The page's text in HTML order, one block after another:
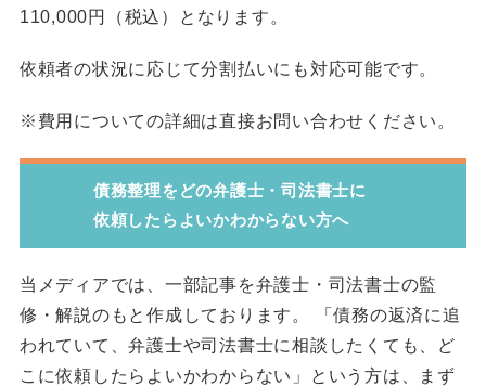
110,000円（税込）となります。
依頼者の状況に応じて分割払いにも対応可能です。
※費用についての詳細は直接お問い合わせください。
債務整理をどの弁護士・司法書士に
依頼したらよいかわからない方へ
当メディアでは、一部記事を弁護士・司法書士の監
修・解説のもと作成しております。 「債務の返済に追
われていて、弁護士や司法書士に相談したくても、ど
こに依頼したらよいかわからない」という方は、まず